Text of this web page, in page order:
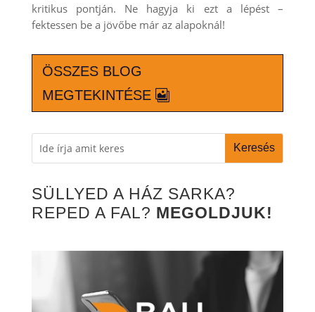
kritikus pontján. Ne hagyja ki ezt a lépést –
fektessen be a jövőbe már az alapoknál!
ÖSSZES BLOG
MEGTEKINTÉSE
SÜLLYED A HÁZ SARKA?
REPED A FAL? MEGOLDJUK!